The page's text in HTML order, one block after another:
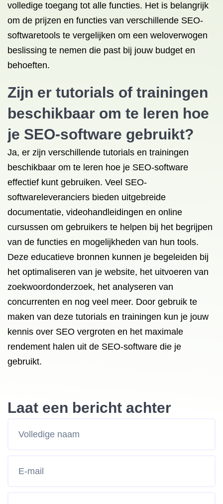
volledige toegang tot alle functies. Het is belangrijk
om de prijzen en functies van verschillende SEO-
softwaretools te vergelijken om een weloverwogen
beslissing te nemen die past bij jouw budget en
behoeften.
Zijn er tutorials of trainingen
beschikbaar om te leren hoe
je SEO-software gebruikt?
Ja, er zijn verschillende tutorials en trainingen
beschikbaar om te leren hoe je SEO-software
effectief kunt gebruiken. Veel SEO-
softwareleveranciers bieden uitgebreide
documentatie, videohandleidingen en online
cursussen om gebruikers te helpen bij het begrijpen
van de functies en mogelijkheden van hun tools.
Deze educatieve bronnen kunnen je begeleiden bij
het optimaliseren van je website, het uitvoeren van
zoekwoordonderzoek, het analyseren van
concurrenten en nog veel meer. Door gebruik te
maken van deze tutorials en trainingen kun je jouw
kennis over SEO vergroten en het maximale
rendement halen uit de SEO-software die je
gebruikt.
Laat een bericht achter